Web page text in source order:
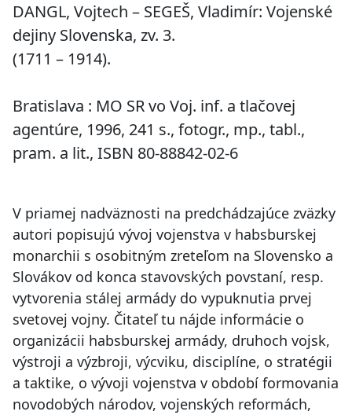
DANGL, Vojtech – SEGEŠ, Vladimír: Vojenské
dejiny Slovenska, zv. 3.
(1711 – 1914).
Bratislava : MO SR vo Voj. inf. a tlačovej
agentúre, 1996, 241 s., fotogr., mp., tabl.,
pram. a lit., ISBN 80-88842-02-6
V priamej nadväznosti na predchádzajúce zväzky
autori popisujú vývoj vojenstva v habsburskej
monarchii s osobitným zreteľom na Slovensko a
Slovákov od konca stavovských povstaní, resp.
vytvorenia stálej armády do vypuknutia prvej
svetovej vojny. Čitateľ tu nájde informácie o
organizácii habsburskej armády, druhoch vojsk,
výstroji a výzbroji, výcviku, disciplíne, o stratégii
a taktike, o vývoji vojenstva v období formovania
novodobých národov, vojenských reformách,